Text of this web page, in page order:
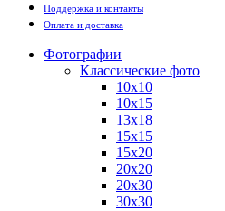
Поддержка и контакты
Оплата и доставка
Фотографии
Классические фото
10х10
10х15
13х18
15х15
15х20
20х20
20х30
30х30